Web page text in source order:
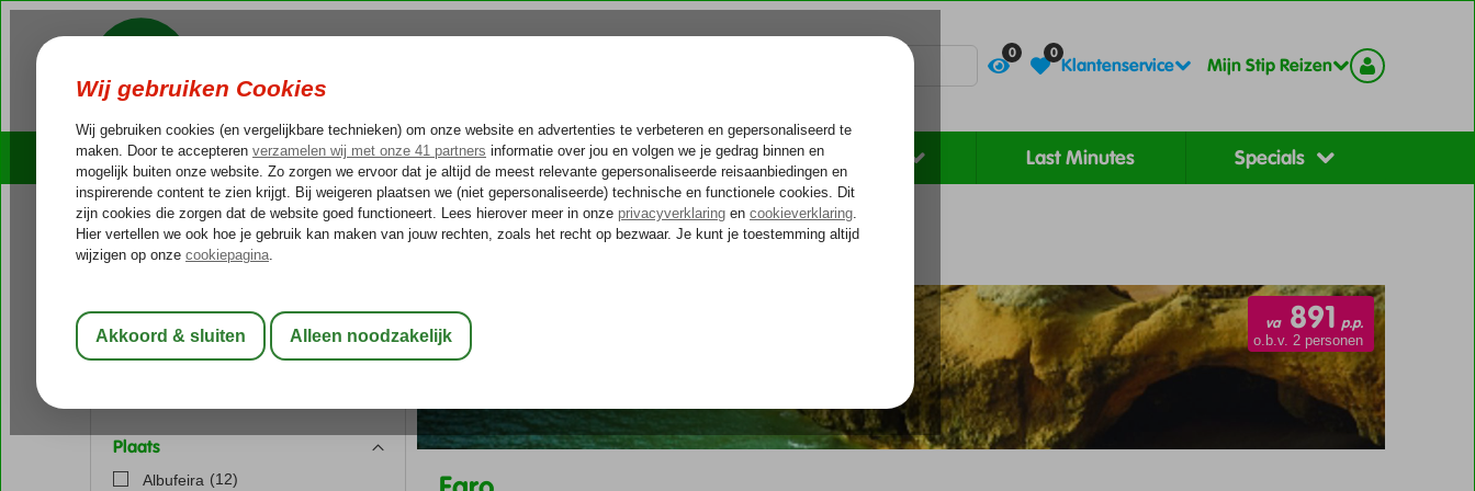
0 0
Klantenservice Mijn Stip Reizen
Cruises Outlet Deals Rondreizen Zonvakantie Last Minutes Specials
Voelt als thuiskomen...
Reissoort
Bestemming
Plaats
Albufeira (12)
va 891 p.p.
o.b.v. 2 personen